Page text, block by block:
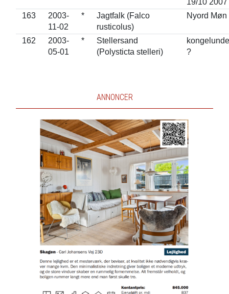
19/10 2007
163
2003-
11-02
*
Jagtfalk (Falco
rusticolus)
Nyord Møn
162
2003-
05-01
*
Stellersand
(Polysticta stelleri)
?
ANNONCER